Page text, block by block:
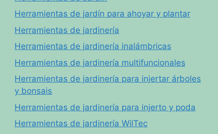
Herramientas de jardín para ahoyar y plantar
Herramientas de jardinería
Herramientas de jardinería inalámbricas
Herramientas de jardinería multifuncionales
Herramientas de jardinería para injertar árboles
y bonsais
Herramientas de jardinería para injerto y poda
Herramientas de jardinería WilTec